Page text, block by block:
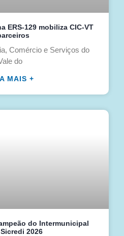
ERS-129 mobiliza CIC-VT
Comércio e Serviços do
do
MAIS +
do Intermunicipal
2026